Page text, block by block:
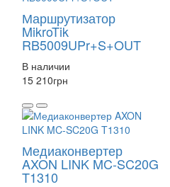
Маршрутизатор
MikroTik
RB5009UPr+S+OUT
В наличии
15 210грн
Медиаконвертер
AXON LINK MC-SC20G
T1310